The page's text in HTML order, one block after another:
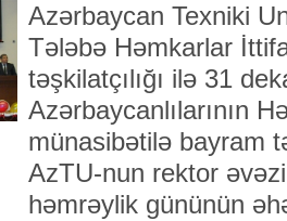
Azərbaycan Texniki
Tələbə Həmkarlar
təşkilatçılığı ilə 31
Azərbaycanlılarının
münasibətilə bayram
AzTU-nun rektor
həmrəylik gününün